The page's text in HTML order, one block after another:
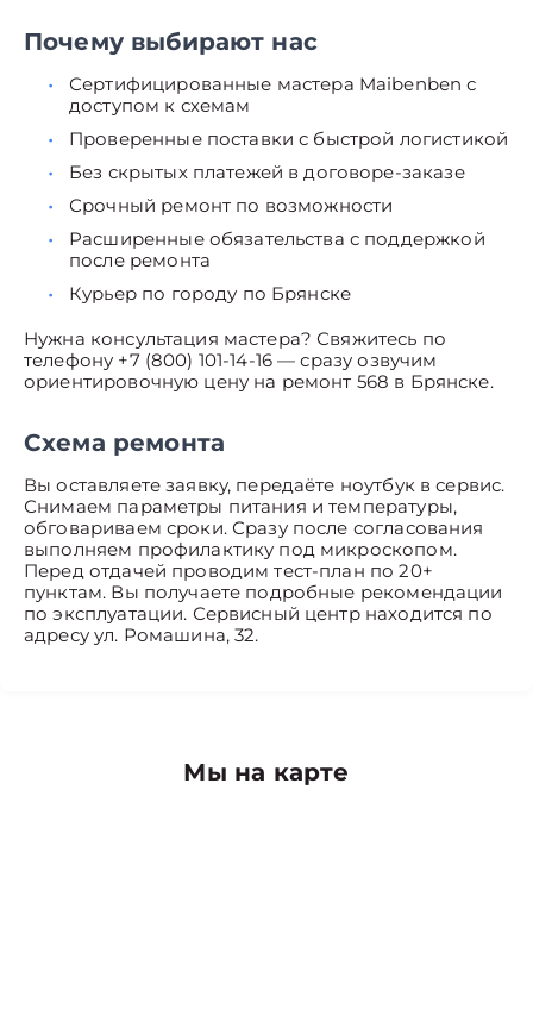
Почему выбирают нас
Сертифицированные мастера Maibenben с
доступом к схемам
Проверенные поставки с быстрой логистикой
Без скрытых платежей в договоре-заказе
Срочный ремонт по возможности
Расширенные обязательства с поддержкой
после ремонта
Курьер по городу по Брянске
Нужна консультация мастера? Свяжитесь по
телефону +7 (800) 101-14-16 — сразу озвучим
ориентировочную цену на ремонт 568 в Брянске.
Схема ремонта
Вы оставляете заявку, передаёте ноутбук в сервис.
Снимаем параметры питания и температуры,
обговариваем сроки. Сразу после согласования
выполняем профилактику под микроскопом.
Перед отдачей проводим тест-план по 20+
пунктам. Вы получаете подробные рекомендации
по эксплуатации. Сервисный центр находится по
адресу ул. Ромашина, 32.
Мы на карте